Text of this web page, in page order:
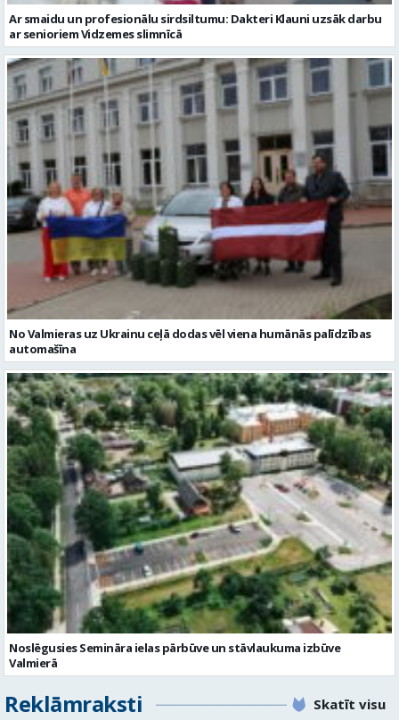
Ar smaidu un profesionālu sirdsiltumu: Dakteri Klauni uzsāk darbu
ar senioriem Vidzemes slimnīcā
No Valmieras uz Ukrainu ceļā dodas vēl viena humānās palīdzības
automašīna
Noslēgusies Semināra ielas pārbūve un stāvlaukuma izbūve
Valmierā
Reklāmraksti Skatīt visu